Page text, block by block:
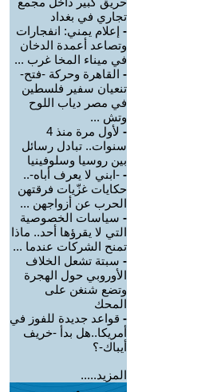
تجاري في بغداد
- إعلام يمني: انفجارات
وتصاعد أعمدة الدخان
في ميناء المخا غرب ...
- القاهرة وحركة -فتح-
تنعيان سفير فلسطين
في مصر دياب اللوح
وتش ...
-
لأول مرة منذ 4
سنوات.. تبادل رسائل
بين روسيا وسلوفينيا
- -ابني لا يعرف أباه-..
حكايات غزّيات فرقتهن
الحرب عن أزواجهن ...
- سياسات الخصوصية
التي لا يقرؤها أحد.. ماذا
تمنح الشركات عندما ...
- سبتة تشعل الخلاف
الأوروبي حول الهجرة
وتضع شنغن على
المحك
- قواعد جديدة للفوز في
أمريكا..هل بدأ -خريف
أيباك-؟
المزيد.....